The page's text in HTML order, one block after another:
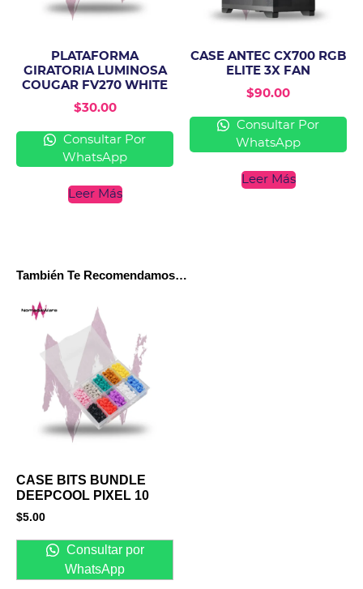
PLATAFORMA
GIRATORIA LUMINOSA
COUGAR FV270 WHITE
$30.00
Consultar Por
WhatsApp
Leer Más
CASE ANTEC CX700 RGB
ELITE 3X FAN
$90.00
Consultar Por
WhatsApp
Leer Más
También Te Recomendamos…
CASE BITS BUNDLE
DEEPCOOL PIXEL 10
$5.00
Consultar por
WhatsApp